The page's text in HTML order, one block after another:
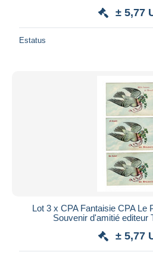
± 5,77
Estatus
Lot 3 x CPA Fantaisie CPA Le
Souvenir d'amitié editeur
± 5,77